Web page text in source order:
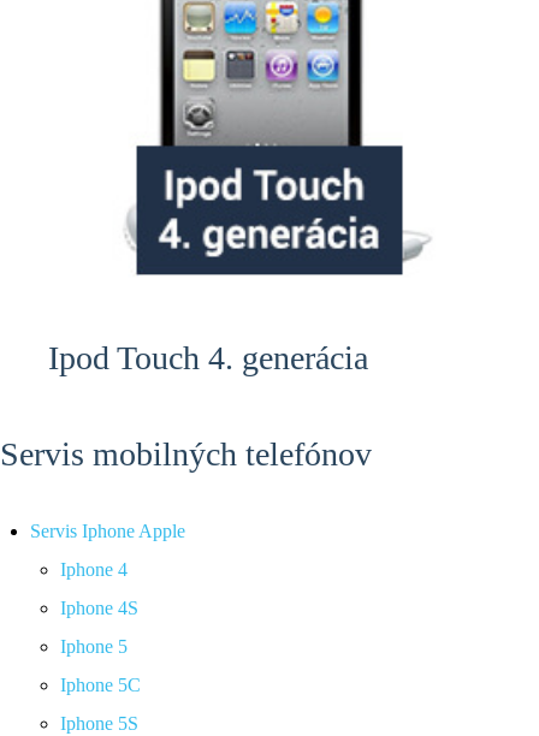
Ipod Touch 4. generácia
Servis mobilných telefónov
Servis Iphone Apple
Iphone 4
Iphone 4S
Iphone 5
Iphone 5C
Iphone 5S